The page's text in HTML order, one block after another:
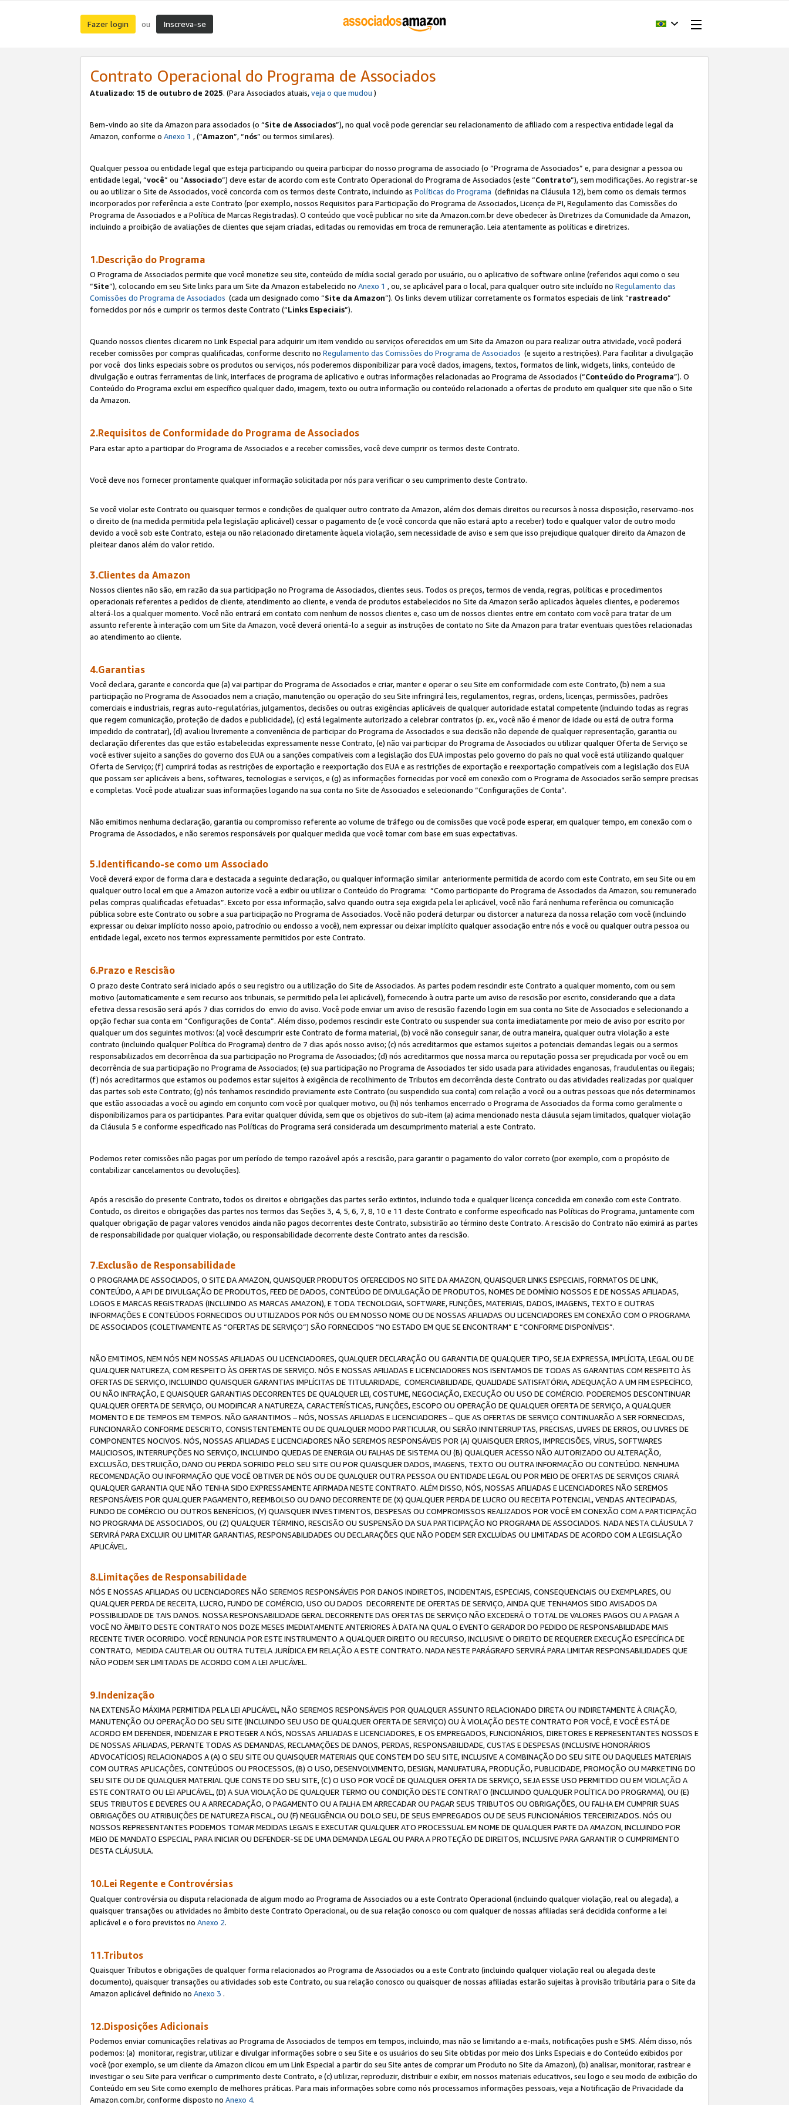
Fazer login ou Inscreva-se
Contrato Operacional do Programa de Associados
Atualizado: 15 de outubro de 2025. (Para Associados atuais,veja o que mudou )
Bem-vindo ao site da Amazon para associados (o “Site de Associados”), no qual você pode gerenciar seu relacionamento de afiliado com a respectiva entidade legal da
Amazon, conforme o Anexo 1 , (“Amazon”, “nós” ou termos similares).
Qualquer pessoa ou entidade legal que esteja participando ou queira participar do nosso programa de associado (o “Programa de Associados” e, para designar a pessoa ou
entidade legal, “você” ou “Associado”) deve estar de acordo com este Contrato Operacional do Programa de Associados (este “Contrato”), sem modificações. Ao registrar-se
ou ao utilizar o Site de Associados, você concorda com os termos deste Contrato, incluindo as Políticas do Programa (definidas na Cláusula 12), bem como os demais termos
incorporados por referência a este Contrato (por exemplo, nossos Requisitos para Participação do Programa de Associados, Licença de PI, Regulamento das Comissões do
Programa de Associados e a Política de Marcas Registradas). O conteúdo que você publicar no site da Amazon.com.br deve obedecer às Diretrizes da Comunidade da Amazon,
incluindo a proibição de avaliações de clientes que sejam criadas, editadas ou removidas em troca de remuneração. Leia atentamente as políticas e diretrizes.
1.Descrição do Programa
O Programa de Associados permite que você monetize seu site, conteúdo de mídia social gerado por usuário, ou o aplicativo de software online (referidos aqui como o seu
“Site”), colocando em seu Site links para um Site da Amazon estabelecido no Anexo 1 , ou, se aplicável para o local, para qualquer outro site incluído no Regulamento das
Comissões do Programa de Associados (cada um designado como “Site da Amazon”). Os links devem utilizar corretamente os formatos especiais de link “rastreado”
fornecidos por nós e cumprir os termos deste Contrato (“Links Especiais”).
Quando nossos clientes clicarem no Link Especial para adquirir um item vendido ou serviços oferecidos em um Site da Amazon ou para realizar outra atividade, você poderá
receber comissões por compras qualificadas, conforme descrito no Regulamento das Comissões do Programa de Associados (e sujeito a restrições). Para facilitar a divulgação
por você dos links especiais sobre os produtos ou serviços, nós poderemos disponibilizar para você dados, imagens, textos, formatos de link, widgets, links, conteúdo de
divulgação e outras ferramentas de link, interfaces de programa de aplicativo e outras informações relacionadas ao Programa de Associados (“Conteúdo do Programa”). O
Conteúdo do Programa exclui em específico qualquer dado, imagem, texto ou outra informação ou conteúdo relacionado a ofertas de produto em qualquer site que não o Site
da Amazon.
2.Requisitos de Conformidade do Programa de Associados
Para estar apto a participar do Programa de Associados e a receber comissões, você deve cumprir os termos deste Contrato.
Você deve nos fornecer prontamente qualquer informação solicitada por nós para verificar o seu cumprimento deste Contrato.
Se você violar este Contrato ou quaisquer termos e condições de qualquer outro contrato da Amazon, além dos demais direitos ou recursos à nossa disposição, reservamo-nos
o direito de (na medida permitida pela legislação aplicável) cessar o pagamento de (e você concorda que não estará apto a receber) todo e qualquer valor de outro modo
devido a você sob este Contrato, esteja ou não relacionado diretamente àquela violação, sem necessidade de aviso e sem que isso prejudique qualquer direito da Amazon de
pleitear danos além do valor retido.
3.Clientes da Amazon
Nossos clientes não são, em razão da sua participação no Programa de Associados, clientes seus. Todos os preços, termos de venda, regras, políticas e procedimentos
operacionais referentes a pedidos de cliente, atendimento ao cliente, e venda de produtos estabelecidos no Site da Amazon serão aplicados àqueles clientes, e poderemos
alterá-los a qualquer momento. Você não entrará em contato com nenhum de nossos clientes e, caso um de nossos clientes entre em contato com você para tratar de um
assunto referente à interação com um Site da Amazon, você deverá orientá-lo a seguir as instruções de contato no Site da Amazon para tratar eventuais questões relacionadas
ao atendimento ao cliente.
4.Garantias
Você declara, garante e concorda que (a) vai partipar do Programa de Associados e criar, manter e operar o seu Site em conformidade com este Contrato, (b) nem a sua
participação no Programa de Associados nem a criação, manutenção ou operação do seu Site infringirá leis, regulamentos, regras, ordens, licenças, permissões, padrões
comerciais e industriais, regras auto-regulatórias, julgamentos, decisões ou outras exigências aplicáveis de qualquer autoridade estatal competente (incluindo todas as regras
que regem comunicação, proteção de dados e publicidade), (c) está legalmente autorizado a celebrar contratos (p. ex., você não é menor de idade ou está de outra forma
impedido de contratar), (d) avaliou livremente a conveniência de participar do Programa de Associados e sua decisão não depende de qualquer representação, garantia ou
declaração diferentes das que estão estabelecidas expressamente nesse Contrato, (e) não vai participar do Programa de Associados ou utilizar qualquer Oferta de Serviço se
você estiver sujeito a sanções do governo dos EUA ou a sanções compatíveis com a legislação dos EUA impostas pelo governo do país no qual você está utilizando qualquer
Oferta de Serviço; (f) cumprirá todas as restrições de exportação e reexportação dos EUA e as restrições de exportação e reexportação compatíveis com a legislação dos EUA
que possam ser aplicáveis a bens, softwares, tecnologias e serviços, e (g) as informações fornecidas por você em conexão com o Programa de Associados serão sempre precisas
e completas. Você pode atualizar suas informações logando na sua conta no Site de Associados e selecionando “Configurações de Conta”.
Não emitimos nenhuma declaração, garantia ou compromisso referente ao volume de tráfego ou de comissões que você pode esperar, em qualquer tempo, em conexão com o
Programa de Associados, e não seremos responsáveis por qualquer medida que você tomar com base em suas expectativas.
5.Identificando-se como um Associado
Você deverá expor de forma clara e destacada a seguinte declaração, ou qualquer informação similar anteriormente permitida de acordo com este Contrato, em seu Site ou em
qualquer outro local em que a Amazon autorize você a exibir ou utilizar o Conteúdo do Programa: “Como participante do Programa de Associados da Amazon, sou remunerado
pelas compras qualificadas efetuadas”. Exceto por essa informação, salvo quando outra seja exigida pela lei aplicável, você não fará nenhuma referência ou comunicação
pública sobre este Contrato ou sobre a sua participação no Programa de Associados. Você não poderá deturpar ou distorcer a natureza da nossa relação com você (incluindo
expressar ou deixar implícito nosso apoio, patrocínio ou endosso a você), nem expressar ou deixar implícito qualquer associação entre nós e você ou qualquer outra pessoa ou
entidade legal, exceto nos termos expressamente permitidos por este Contrato.
6.Prazo e Rescisão
O prazo deste Contrato será iniciado após o seu registro ou a utilização do Site de Associados. As partes podem rescindir este Contrato a qualquer momento, com ou sem
motivo (automaticamente e sem recurso aos tribunais, se permitido pela lei aplicável), fornecendo à outra parte um aviso de rescisão por escrito, considerando que a data
efetiva dessa rescisão será após 7 dias corridos do envio do aviso. Você pode enviar um aviso de rescisão fazendo login em sua conta no Site de Associados e selecionando a
opção fechar sua conta em “Configurações de Conta”. Além disso, podemos rescindir este Contrato ou suspender sua conta imediatamente por meio de aviso por escrito por
qualquer um dos seguintes motivos: (a) você descumprir este Contrato de forma material, (b) você não conseguir sanar, de outra maneira, qualquer outra violação a este
contrato (incluindo qualquer Política do Programa) dentro de 7 dias após nosso aviso; (c) nós acreditarmos que estamos sujeitos a potenciais demandas legais ou a sermos
responsabilizados em decorrência da sua participação no Programa de Associados; (d) nós acreditarmos que nossa marca ou reputação possa ser prejudicada por você ou em
decorrência de sua participação no Programa de Associados; (e) sua participação no Programa de Associados ter sido usada para atividades enganosas, fraudulentas ou ilegais;
(f) nós acreditarmos que estamos ou podemos estar sujeitos à exigência de recolhimento de Tributos em decorrência deste Contrato ou das atividades realizadas por qualquer
das partes sob este Contrato; (g) nós tenhamos rescindido previamente este Contrato (ou suspendido sua conta) com relação a você ou a outras pessoas que nós determinamos
que estão associadas a você ou agindo em conjunto com você por qualquer motivo, ou (h) nós tenhamos encerrado o Programa de Associados da forma como geralmente o
disponibilizamos para os participantes. Para evitar qualquer dúvida, sem que os objetivos do sub-item (a) acima mencionado nesta cláusula sejam limitados, qualquer violação
da Cláusula 5 e conforme especificado nas Políticas do Programa será considerada um descumprimento material a este Contrato.
Podemos reter comissões não pagas por um período de tempo razoável após a rescisão, para garantir o pagamento do valor correto (por exemplo, com o propósito de
contabilizar cancelamentos ou devoluções).
Após a rescisão do presente Contrato, todos os direitos e obrigações das partes serão extintos, incluindo toda e qualquer licença concedida em conexão com este Contrato.
Contudo, os direitos e obrigações das partes nos termos das Seções 3, 4, 5, 6, 7, 8, 10 e 11 deste Contrato e conforme especificado nas Políticas do Programa, juntamente com
qualquer obrigação de pagar valores vencidos ainda não pagos decorrentes deste Contrato, subsistirão ao término deste Contrato. A rescisão do Contrato não eximirá as partes
de responsabilidade por qualquer violação, ou responsabilidade decorrente deste Contrato antes da rescisão.
7.Exclusão de Responsabilidade
O PROGRAMA DE ASSOCIADOS, O SITE DA AMAZON, QUAISQUER PRODUTOS OFERECIDOS NO SITE DA AMAZON, QUAISQUER LINKS ESPECIAIS, FORMATOS DE LINK,
CONTEÚDO, A API DE DIVULGAÇÃO DE PRODUTOS, FEED DE DADOS, CONTEÚDO DE DIVULGAÇÃO DE PRODUTOS, NOMES DE DOMÍNIO NOSSOS E DE NOSSAS AFILIADAS,
LOGOS E MARCAS REGISTRADAS (INCLUINDO AS MARCAS AMAZON), E TODA TECNOLOGIA, SOFTWARE, FUNÇÕES, MATERIAIS, DADOS, IMAGENS, TEXTO E OUTRAS
INFORMAÇÕES E CONTEÚDOS FORNECIDOS OU UTILIZADOS POR NÓS OU EM NOSSO NOME OU DE NOSSAS AFILIADAS OU LICENCIADORES EM CONEXÃO COM O PROGRAMA
DE ASSOCIADOS (COLETIVAMENTE AS “OFERTAS DE SERVIÇO”) SÃO FORNECIDOS “NO ESTADO EM QUE SE ENCONTRAM” E “CONFORME DISPONÍVEIS”.
NÃO EMITIMOS, NEM NÓS NEM NOSSAS AFILIADAS OU LICENCIADORES, QUALQUER DECLARAÇÃO OU GARANTIA DE QUALQUER TIPO, SEJA EXPRESSA, IMPLÍCITA, LEGAL OU DE
QUALQUER NATUREZA, COM RESPEITO ÀS OFERTAS DE SERVIÇO. NÓS E NOSSAS AFILIADAS E LICENCIADORES NOS ISENTAMOS DE TODAS AS GARANTIAS COM RESPEITO ÀS
OFERTAS DE SERVIÇO, INCLUINDO QUAISQUER GARANTIAS IMPLÍCITAS DE TITULARIDADE, COMERCIABILIDADE, QUALIDADE SATISFATÓRIA, ADEQUAÇÃO A UM FIM ESPECÍFICO,
OU NÃO INFRAÇÃO, E QUAISQUER GARANTIAS DECORRENTES DE QUALQUER LEI, COSTUME, NEGOCIAÇÃO, EXECUÇÃO OU USO DE COMÉRCIO. PODEREMOS DESCONTINUAR
QUALQUER OFERTA DE SERVIÇO, OU MODIFICAR A NATUREZA, CARACTERÍSTICAS, FUNÇÕES, ESCOPO OU OPERAÇÃO DE QUALQUER OFERTA DE SERVIÇO, A QUALQUER
MOMENTO E DE TEMPOS EM TEMPOS. NÃO GARANTIMOS – NÓS, NOSSAS AFILIADAS E LICENCIADORES – QUE AS OFERTAS DE SERVIÇO CONTINUARÃO A SER FORNECIDAS,
FUNCIONARÃO CONFORME DESCRITO, CONSISTENTEMENTE OU DE QUALQUER MODO PARTICULAR, OU SERÃO ININTERRUPTAS, PRECISAS, LIVRES DE ERROS, OU LIVRES DE
COMPONENTES NOCIVOS. NÓS, NOSSAS AFILIADAS E LICENCIADORES NÃO SEREMOS RESPONSÁVEIS POR (A) QUAISQUER ERROS, IMPRECISÕES, VÍRUS, SOFTWARES
MALICIOSOS, INTERRUPÇÕES NO SERVIÇO, INCLUINDO QUEDAS DE ENERGIA OU FALHAS DE SISTEMA OU (B) QUALQUER ACESSO NÃO AUTORIZADO OU ALTERAÇÃO,
EXCLUSÃO, DESTRUIÇÃO, DANO OU PERDA SOFRIDO PELO SEU SITE OU POR QUAISQUER DADOS, IMAGENS, TEXTO OU OUTRA INFORMAÇÃO OU CONTEÚDO. NENHUMA
RECOMENDAÇÃO OU INFORMAÇÃO QUE VOCÊ OBTIVER DE NÓS OU DE QUALQUER OUTRA PESSOA OU ENTIDADE LEGAL OU POR MEIO DE OFERTAS DE SERVIÇOS CRIARÁ
QUALQUER GARANTIA QUE NÃO TENHA SIDO EXPRESSAMENTE AFIRMADA NESTE CONTRATO. ALÉM DISSO, NÓS, NOSSAS AFILIADAS E LICENCIADORES NÃO SEREMOS
RESPONSÁVEIS POR QUALQUER PAGAMENTO, REEMBOLSO OU DANO DECORRENTE DE (X) QUALQUER PERDA DE LUCRO OU RECEITA POTENCIAL, VENDAS ANTECIPADAS,
FUNDO DE COMÉRCIO OU OUTROS BENEFÍCIOS, (Y) QUAISQUER INVESTIMENTOS, DESPESAS OU COMPROMISSOS REALIZADOS POR VOCÊ EM CONEXÃO COM A PARTICIPAÇÃO
NO PROGRAMA DE ASSOCIADOS, OU (Z) QUALQUER TÉRMINO, RESCISÃO OU SUSPENSÃO DA SUA PARTICIPAÇÃO NO PROGRAMA DE ASSOCIADOS. NADA NESTA CLÁUSULA 7
SERVIRÁ PARA EXCLUIR OU LIMITAR GARANTIAS, RESPONSABILIDADES OU DECLARAÇÕES QUE NÃO PODEM SER EXCLUÍDAS OU LIMITADAS DE ACORDO COM A LEGISLAÇÃO
APLICÁVEL.
8.Limitações de Responsabilidade
NÓS E NOSSAS AFILIADAS OU LICENCIADORES NÃO SEREMOS RESPONSÁVEIS POR DANOS INDIRETOS, INCIDENTAIS, ESPECIAIS, CONSEQUENCIAIS OU EXEMPLARES, OU
QUALQUER PERDA DE RECEITA, LUCRO, FUNDO DE COMÉRCIO, USO OU DADOS DECORRENTE DE OFERTAS DE SERVIÇO, AINDA QUE TENHAMOS SIDO AVISADOS DA
POSSIBILIDADE DE TAIS DANOS. NOSSA RESPONSABILIDADE GERAL DECORRENTE DAS OFERTAS DE SERVIÇO NÃO EXCEDERÁ O TOTAL DE VALORES PAGOS OU A PAGAR A
VOCÊ NO ÂMBITO DESTE CONTRATO NOS DOZE MESES IMEDIATAMENTE ANTERIORES À DATA NA QUAL O EVENTO GERADOR DO PEDIDO DE RESPONSABILIDADE MAIS
RECENTE TIVER OCORRIDO. VOCÊ RENUNCIA POR ESTE INSTRUMENTO A QUALQUER DIREITO OU RECURSO, INCLUSIVE O DIREITO DE REQUERER EXECUÇÃO ESPECÍFICA DE
CONTRATO, MEDIDA CAUTELAR OU OUTRA TUTELA JURÍDICA EM RELAÇÃO A ESTE CONTRATO. NADA NESTE PARÁGRAFO SERVIRÁ PARA LIMITAR RESPONSABILIDADES QUE
NÃO PODEM SER LIMITADAS DE ACORDO COM A LEI APLICÁVEL.
9.Indenização
NA EXTENSÃO MÁXIMA PERMITIDA PELA LEI APLICÁVEL, NÃO SEREMOS RESPONSÁVEIS POR QUALQUER ASSUNTO RELACIONADO DIRETA OU INDIRETAMENTE À CRIAÇÃO,
MANUTENÇÃO OU OPERAÇÃO DO SEU SITE (INCLUINDO SEU USO DE QUALQUER OFERTA DE SERVIÇO) OU À VIOLAÇÃO DESTE CONTRATO POR VOCÊ, E VOCÊ ESTÁ DE
ACORDO EM DEFENDER, INDENIZAR E PROTEGER A NÓS, NOSSAS AFILIADAS E LICENCIADORES, E OS EMPREGADOS, FUNCIONÁRIOS, DIRETORES E REPRESENTANTES NOSSOS E
DE NOSSAS AFILIADAS, PERANTE TODAS AS DEMANDAS, RECLAMAÇÕES DE DANOS, PERDAS, RESPONSABILIDADE, CUSTAS E DESPESAS (INCLUSIVE HONORÁRIOS
ADVOCATÍCIOS) RELACIONADOS A (A) O SEU SITE OU QUAISQUER MATERIAIS QUE CONSTEM DO SEU SITE, INCLUSIVE A COMBINAÇÃO DO SEU SITE OU DAQUELES MATERIAIS
COM OUTRAS APLICAÇÕES, CONTEÚDOS OU PROCESSOS, (B) O USO, DESENVOLVIMENTO, DESIGN, MANUFATURA, PRODUÇÃO, PUBLICIDADE, PROMOÇÃO OU MARKETING DO
SEU SITE OU DE QUALQUER MATERIAL QUE CONSTE DO SEU SITE, (C) O USO POR VOCÊ DE QUALQUER OFERTA DE SERVIÇO, SEJA ESSE USO PERMITIDO OU EM VIOLAÇÃO A
ESTE CONTRATO OU LEI APLICÁVEL, (D) A SUA VIOLAÇÃO DE QUALQUER TERMO OU CONDIÇÃO DESTE CONTRATO (INCLUINDO QUALQUER POLÍTICA DO PROGRAMA), OU (E)
SEUS TRIBUTOS E DEVERES OU A ARRECADAÇÃO, O PAGAMENTO OU A FALHA EM ARRECADAR OU PAGAR SEUS TRIBUTOS OU OBRIGAÇÕES, OU FALHA EM CUMPRIR SUAS
OBRIGAÇÕES OU ATRIBUIÇÕES DE NATUREZA FISCAL, OU (F) NEGLIGÊNCIA OU DOLO SEU, DE SEUS EMPREGADOS OU DE SEUS FUNCIONÁRIOS TERCEIRIZADOS. NÓS OU
NOSSOS REPRESENTANTES PODEMOS TOMAR MEDIDAS LEGAIS E EXECUTAR QUALQUER ATO PROCESSUAL EM NOME DE QUALQUER PARTE DA AMAZON, INCLUINDO POR
MEIO DE MANDATO ESPECIAL, PARA INICIAR OU DEFENDER-SE DE UMA DEMANDA LEGAL OU PARA A PROTEÇÃO DE DIREITOS, INCLUSIVE PARA GARANTIR O CUMPRIMENTO
DESTA CLÁUSULA.
10.Lei Regente e Controvérsias
Qualquer controvérsia ou disputa relacionada de algum modo ao Programa de Associados ou a este Contrato Operacional (incluindo qualquer violação, real ou alegada), a
quaisquer transações ou atividades no âmbito deste Contrato Operacional, ou de sua relação conosco ou com qualquer de nossas afiliadas será decidida conforme a lei
aplicável e o foro previstos no Anexo 2.
11.Tributos
Quaisquer Tributos e obrigações de qualquer forma relacionados ao Programa de Associados ou a este Contrato (incluindo qualquer violação real ou alegada deste
documento), quaisquer transações ou atividades sob este Contrato, ou sua relação conosco ou quaisquer de nossas afiliadas estarão sujeitas à provisão tributária para o Site da
Amazon aplicável definido no Anexo 3 .
12.Disposições Adicionais
Podemos enviar comunicações relativas ao Programa de Associados de tempos em tempos, incluindo, mas não se limitando a e-mails, notificações push e SMS. Além disso, nós
podemos: (a) monitorar, registrar, utilizar e divulgar informações sobre o seu Site e os usuários do seu Site obtidas por meio dos Links Especiais e do Conteúdo exibidos por
você (por exemplo, se um cliente da Amazon clicou em um Link Especial a partir do seu Site antes de comprar um Produto no Site da Amazon), (b) analisar, monitorar, rastrear e
investigar o seu Site para verificar o cumprimento deste Contrato, e (c) utilizar, reproduzir, distribuir e exibir, em nossos materiais educativos, seu logo e seu modo de exibição do
Conteúdo em seu Site como exemplo de melhores práticas. Para mais informações sobre como nós processamos informações pessoais, veja a Notificação de Privacidade da
Amazon.com.br, conforme disposto no Anexo 4.